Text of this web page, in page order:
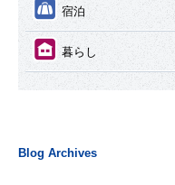
⑨ 宿泊
⑪ 暮らし
Blog Archives